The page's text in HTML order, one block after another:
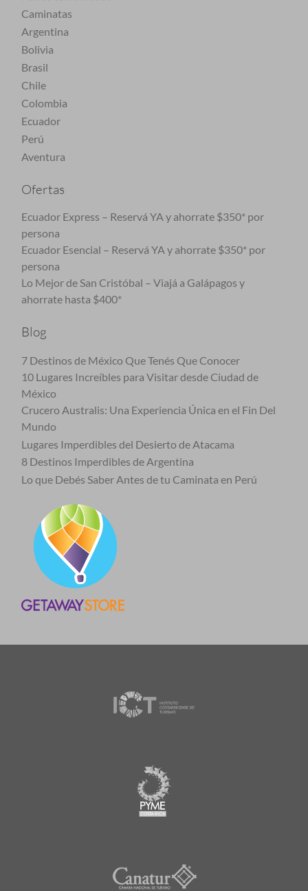
Caminatas
Argentina
Bolivia
Brasil
Chile
Colombia
Ecuador
Perú
Aventura
Ofertas
Ecuador Express – Reservá YA y ahorrate $350* por
persona
Ecuador Esencial – Reservá YA y ahorrate $350* por
persona
Lo Mejor de San Cristóbal – Viajá a Galápagos y
ahorrate hasta $400*
Blog
7 Destinos de México Que Tenés Que Conocer
10 Lugares Increíbles para Visitar desde Ciudad de
México
Crucero Australis: Una Experiencia Única en el Fin Del
Mundo
Lugares Imperdibles del Desierto de Atacama
8 Destinos Imperdibles de Argentina
Lo que Debés Saber Antes de tu Caminata en Perú